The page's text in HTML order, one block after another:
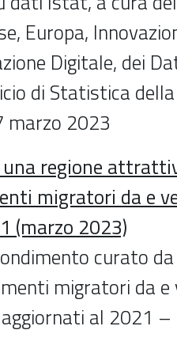
Europa,
Digitale, dei
di Statistica
marzo 2023
regione
migratori da e
(marzo 2023)
curato da
migratori da
aggiornati al 2021